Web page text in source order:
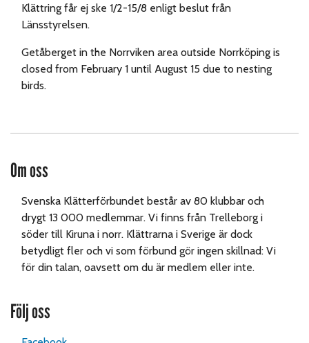
Klättring får ej ske 1/2-15/8 enligt beslut från
Länsstyrelsen.
Getåberget in the Norrviken area outside Norrköping is
closed from February 1 until August 15 due to nesting
birds.
Om oss
Svenska Klätterförbundet består av 80 klubbar och
drygt 13 000 medlemmar. Vi finns från Trelleborg i
söder till Kiruna i norr. Klättrarna i Sverige är dock
betydligt fler och vi som förbund gör ingen skillnad: Vi
för din talan, oavsett om du är medlem eller inte.
Följ oss